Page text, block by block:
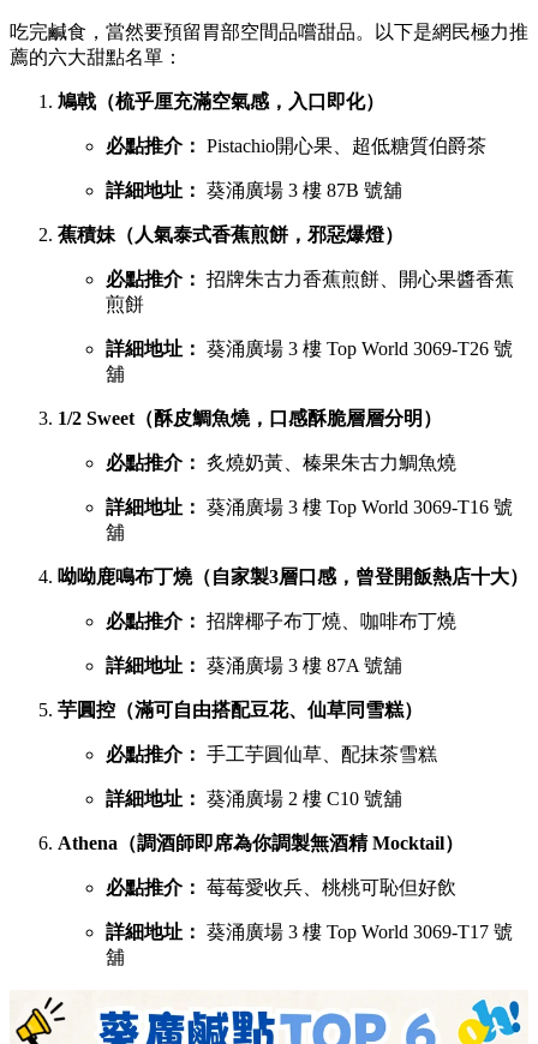
葵廣最強甜品 TOP 6 排行榜
薦的六大甜點名單：
鳩戟（梳乎厘充滿空氣感，入口即化）
必點推介： Pistachio開心果、超低糖質伯爵茶
詳細地址：葵涌廣場 3 樓 87B 號舖
蕉積妹（人氣泰式香蕉煎餅，邪惡爆燈）
必點推介： 招牌朱古力香蕉煎餅、開心果醬香蕉
舖
1/2 Sweet（酥皮鯛魚燒，口感酥脆層層分明）
詳細地址：葵涌廣場 3 樓 Top World 3069-T16 號